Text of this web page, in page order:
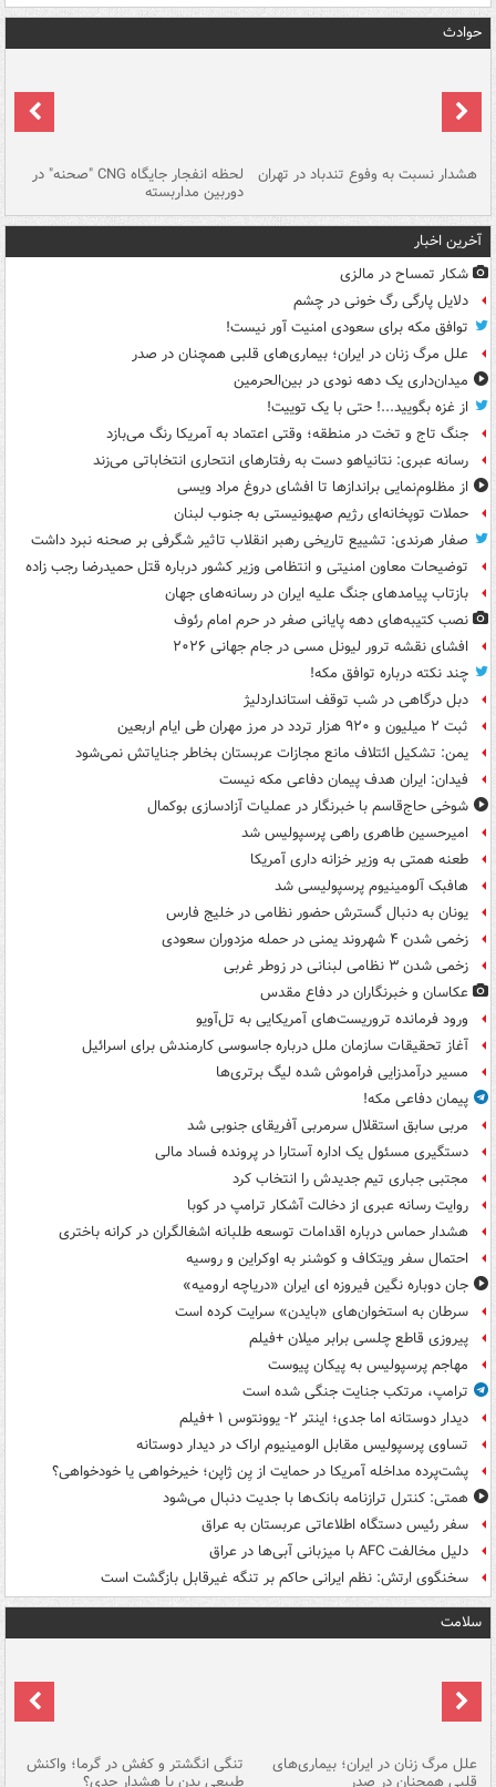
حوادث
هشدار نسبت به وفوع تندباد در تهران لحظه انفجار جایگاه CNG "صحنه" در
دوربین مداربسته
آخرین اخبار
شکار تمساح در مالزی
دلایل پارگی رگ خونی در چشم
توافق مکه برای سعودی امنیت آور نیست!
علل مرگ زنان در ایران؛ بیماری‌های قلبی همچنان در صدر
میدان‌داری یک دهه نودی در بین‌الحرمین
از غزه بگویید...! حتی با یک توییت!
جنگ تاج و تخت در منطقه؛ وقتی اعتماد به آمریکا رنگ می‌بازد
رسانه عبری: نتانیاهو دست به رفتارهای انتحاری انتخاباتی می‌زند
از مظلوم‌نمایی براندازها تا افشای دروغ مراد ویسی
حملات توپخانه‌ای رژیم صهیونیستی به جنوب لبنان
صفار هرندی: تشییع تاریخی رهبر انقلاب تاثیر شگرفی بر صحنه نبرد داشت
توضیحات معاون امنیتی و انتظامی وزیر کشور درباره قتل حمیدرضا رجب زاده
بازتاب پیامدهای جنگ علیه ایران در رسانه‌های جهان
نصب کتیبه‌های دهه پایانی صفر در حرم امام رئوف
افشای نقشه ترور لیونل مسی در جام جهانی ۲۰۲۶
چند نکته درباره توافق مکه!
دبل درگاهی در شب توقف استانداردلیژ
ثبت ۲ میلیون و ۹۲۰ هزار تردد در مرز مهران طی ایام اربعین
یمن: تشکیل ائتلاف مانع مجازات عربستان بخاطر جنایاتش نمی‌شود
فیدان: ایران هدف پیمان دفاعی مکه نیست
شوخی حاج‌قاسم با خبرنگار در عملیات آزادسازی بوکمال
امیرحسین طاهری راهی پرسپولیس شد
طعنه همتی به وزیر خزانه داری آمریکا
هافبک آلومینیوم پرسپولیسی شد
یونان به دنبال گسترش حضور نظامی در خلیج فارس
زخمی شدن ۴ شهروند یمنی در حمله مزدوران سعودی
زخمی شدن ۳ نظامی لبنانی در زوطر غربی
عکاسان و خبرنگاران در دفاع مقدس
ورود فرمانده تروریست‌های آمریکایی به تل‌آویو
آغاز تحقیقات سازمان ملل درباره جاسوسی کارمندش برای اسرائیل
مسیر درآمدزایی فراموش شده لیگ برتری‌ها
پیمان دفاعی مکه!
مربی سابق استقلال سرمربی آفریقای جنوبی شد
دستگیری مسئول یک اداره آستارا در پرونده فساد مالی
مجتبی جباری تیم جدیدش را انتخاب کرد
روایت رسانه عبری از دخالت آشکار ترامپ در کوبا
هشدار حماس درباره اقدامات توسعه طلبانه اشغالگران در کرانه باختری
احتمال سفر ویتکاف و کوشنر به اوکراین و روسیه
جان دوباره نگین فیروزه ای ایران «دریاچه ارومیه»
سرطان به استخوان‌های «بایدن» سرایت کرده است
پیروزی قاطع چلسی برابر میلان +فیلم
مهاجم پرسپولیس به پیکان پیوست
ترامپ، مرتکب جنایت جنگی شده است
دیدار دوستانه اما جدی؛ اینتر ۲- یوونتوس ۱ +فیلم
تساوی پرسپولیس مقابل الومینیوم اراک در دیدار دوستانه
پشت‌پرده مداخله آمریکا در حمایت از یِن ژاپن؛ خیرخواهی یا خودخواهی؟
همتی: کنترل ترازنامه بانک‌ها با جدیت دنبال می‌شود
سفر رئیس دستگاه اطلاعاتی عربستان به عراق
دلیل مخالفت AFC با میزبانی آبی‌ها در عراق
سخنگوی ارتش: نظم ایرانی حاکم بر تنگه غیرقابل بازگشت است
سلامت
علل مرگ زنان در ایران؛ بیماری‌های
قلبی همچنان در صدر
تنگی انگشتر و کفش در گرما؛ واکنش
طبیعی بدن یا هشدار جدی؟